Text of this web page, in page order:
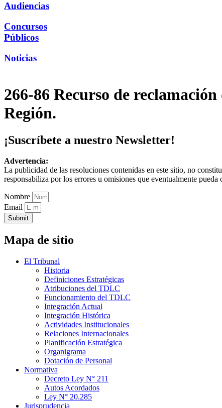
Audiencias
Concursos
Públicos
Noticias
266-86 Recurso de
Región.
¡Suscríbete a nuestro Newsletter!
Advertencia:
La publicidad de las resoluciones contenidas en este sitio, no
responsabiliza por los errores u omisiones que eventualmente
Nombre
Email
Submit
Mapa de sitio
El Tribunal
Historia
Definiciones Estratégicas
Atribuciones del TDLC
Funcionamiento del TDLC
Integración Actual
Integración Histórica
Actividades Institucionales
Relaciones Internacionales
Planificación Estratégica
Organigrama
Dotación de Personal
Normativa
Decreto Ley N° 211
Autos Acordados
Ley N° 20.285
Jurisprudencia